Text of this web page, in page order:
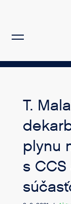
T.
plynu
s